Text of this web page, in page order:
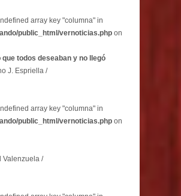
array key "columna" in
public_html/vernoticias.php on
que todos deseaban y no llegó
J. Espriella /
array key "columna" in
public_html/vernoticias.php on
Valenzuela /